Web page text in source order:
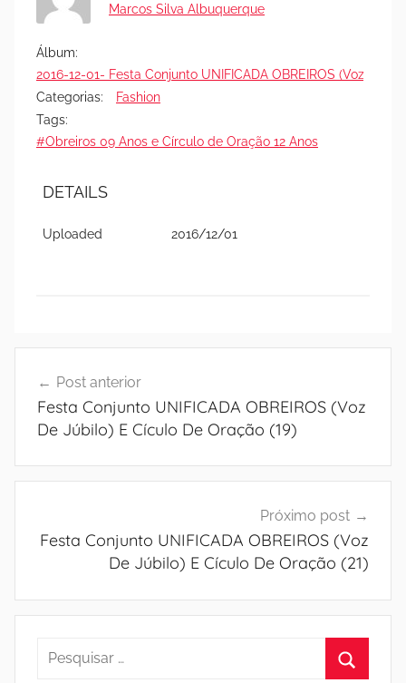
Marcos Silva Albuquerque
Álbum:
2016-12-01- Festa Conjunto UNIFICADA OBREIROS (Voz de
Categorias:
Fashion
Tags:
#Obreiros 09 Anos e Círculo de Oração 12 Anos
DETAILS
Uploaded 2016/12/01
de
Post
Post anterior
Festa Conjunto UNIFICADA OBREIROS (Voz
De Júbilo) E Cículo De Oração (19)
Próximo post
Festa Conjunto UNIFICADA OBREIROS (Voz
De Júbilo) E Cículo De Oração (21)
Pesquisar